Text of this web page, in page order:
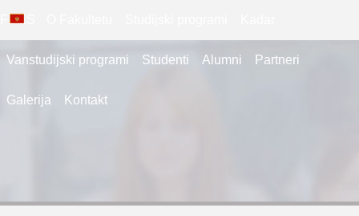
FDES
Vanstudijski programi Studenti Alumni Partneri
Galerija Kontakt